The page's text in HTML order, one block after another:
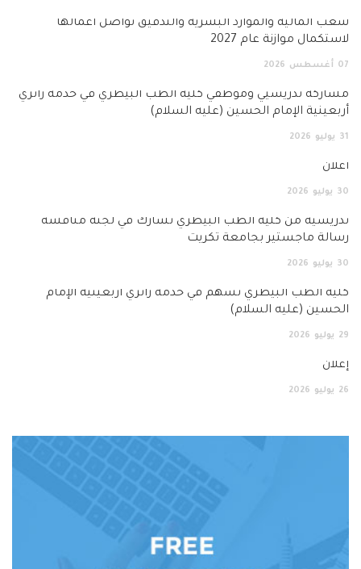
شُعَب المالية والموارد البشرية والتدقيق تواصل أعمالها
لاستكمال موازنة عام 2027
07 أغسطس 2026
مشاركة تدريسيي وموظفي كلية الطب البيطري في خدمة زائري
أربعينية الإمام الحسين (عليه السلام)
31 يوليو 2026
اعلان
30 يوليو 2026
تدريسية من كلية الطب البيطري تشارك في لجنة مناقشة
رسالة ماجستير بجامعة تكريت
30 يوليو 2026
كلية الطب البيطري تسهم في خدمة زائري أربعينية الإمام
الحسين (عليه السلام)
29 يوليو 2026
إعلان
26 يوليو 2026